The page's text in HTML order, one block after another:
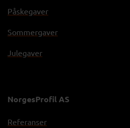
Påskegaver
Sommergaver
Julegaver
NorgesProfil AS
Referanser